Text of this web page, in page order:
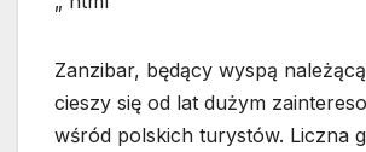
Zanzibar, będący wyspą
cieszy się od lat dużym
wśród polskich turystów. Liczna